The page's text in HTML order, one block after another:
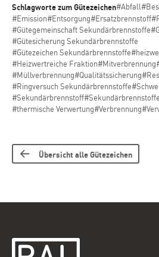
Schlagworte zum Gütezeichen#Abfall
#Emission#Entsorgung#Ersatzbrennstoff
#Gütegemeinschaft Sekundärbrennstoffe
#Gütesicherung Sekundärbrennstoffe
#Gütezeichen Sekundärbrennstoffe
#Heizwertreiche Fraktion#Mitverbrennung
#Müllverbrennung#Qualitätssicherung
#Ringversuch Sekundärbrennstoffe
#Sekundärbrennstoff#Sekundärbrennstoffe
#thermische Verwertung#Verbrennung
Übersicht alle Gütezeichen